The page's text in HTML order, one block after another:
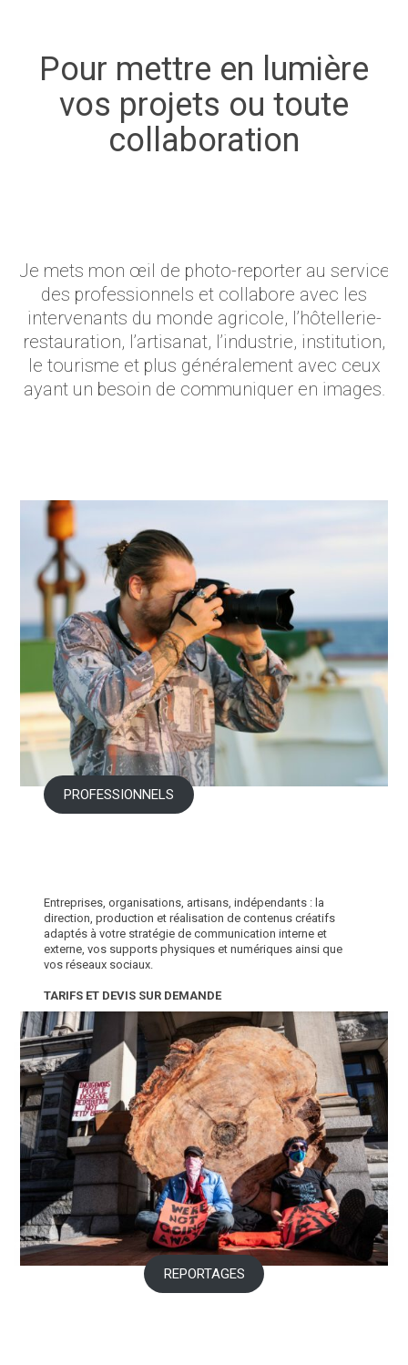
Pour mettre en lumière
vos projets ou toute
collaboration
Je mets mon œil de photo-reporter au service
des professionnels et collabore avec les
intervenants du monde agricole, l’hôtellerie-
restauration, l’artisanat, l’industrie, institution,
le tourisme et plus généralement avec ceux
ayant un besoin de communiquer en images.
PROFESSIONNELS
Entreprises, organisations, artisans, indépendants : la
direction, production et réalisation de contenus créatifs
adaptés à votre stratégie de communication interne et
externe, vos supports physiques et numériques ainsi que
vos réseaux sociaux.
TARIFS ET DEVIS SUR DEMANDE
REPORTAGES